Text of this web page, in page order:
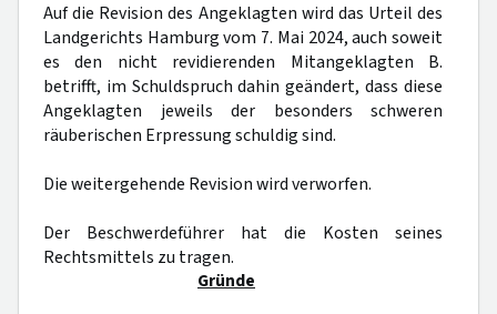
Auf die Revision des Angeklagten wird das Urteil des
Landgerichts Hamburg vom 7. Mai 2024, auch soweit
es den nicht revidierenden Mitangeklagten B.
betrifft, im Schuldspruch dahin geändert, dass diese
Angeklagten jeweils der besonders schweren
räuberischen Erpressung schuldig sind.
Die weitergehende Revision wird verworfen.
Der Beschwerdeführer hat die Kosten seines
Rechtsmittels zu tragen.
Gründe